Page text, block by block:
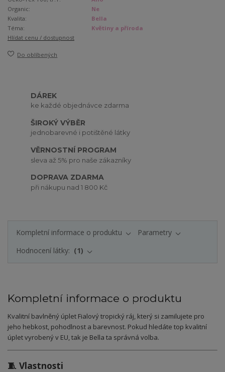
Organic:
Ne
Kvalita:
Bella
Téma:
Květiny a příroda
Hlídat cenu / dostupnost
Do oblíbených
DÁREK
ke každé objednávce zdarma
ŠIROKÝ VÝBĚR
jednobarevné i potištěné látky
VĚRNOSTNÍ PROGRAM
sleva až 5% pro naše zákazníky
DOPRAVA ZDARMA
při nákupu nad 1 800 Kč
Kompletní informace o produktu
Parametry
Hodnocení látky:
1
Kompletní informace o produktu
Kvalitní bavlněný úplet Fialový tropický ráj, který si zamilujete pro
jeho hebkost, pohodlnost a barevnost. Pokud hledáte top kvalitní
úplet vyrobený v EU, tak je Bella ta správná volba.
🧵 Vlastnosti